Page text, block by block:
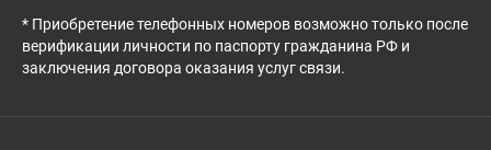
* Приобретение телефонных номеров возможно только после
верификации личности по паспорту гражданина РФ и
заключения договора оказания услуг связи.